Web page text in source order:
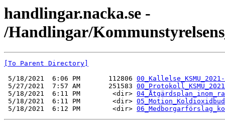
handlingar.nacka.se -
/Handlingar/
[To Parent Directory]
5/18/2021  6:06 PM       112806
5/27/2021  7:57 AM       251583
5/18/2021  6:11 PM        <dir>
5/18/2021  6:11 PM        <dir>
5/18/2021  6:12 PM        <dir>